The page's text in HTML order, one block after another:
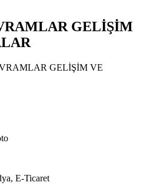
GELİŞİM
GELİŞİM VE
E-Ticaret